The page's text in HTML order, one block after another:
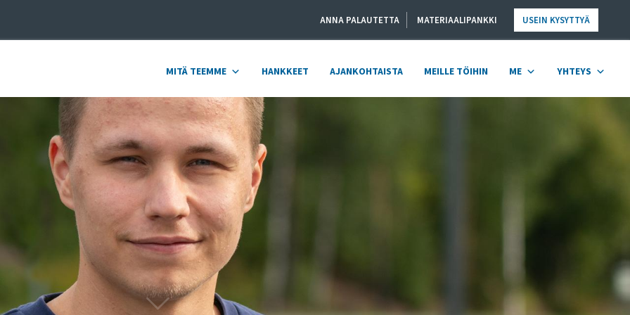
ANNA PALAUTETTA MATERIAALIPANKKI USEIN KYSYTTYÄ
MITÄ TEEMME HANKKEET AJANKOHTAISTA MEILLE TÖIHIN ME YHTEYS